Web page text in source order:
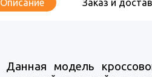
Описание Заказ и
Данная модель